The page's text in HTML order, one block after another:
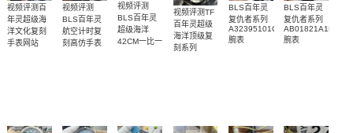
视频评测百
年灵超级海
洋文化复刻
手表网站
视频评测
BLS百年灵
航空计时复
刻高仿手表
AB012012.BB01.435X.A20BA.1
视频评测
BLS百年灵
超级海洋
42CM一比一
视频评测TF
百年灵超级
海洋顶级复
刻系列
BLS百年灵
复仇者系列
A32395101C1X1
腕表
BLS百年灵
复仇者系列
AB01821A1B1X1
腕表